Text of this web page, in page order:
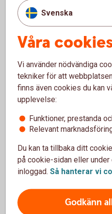
Private Banking
Om du har en förmögenhet
tillgång till några av
rådgivare.
Private Banking för
miljoner kr att
Premium (mer än 1
Svenska
Våra
Vi använder nödvändiga
tekniker för att
finns även cookies du kan
upplevelse:
Funktioner, prestanda
Relevant
Du kan ta tillbaka ditt
på cookie-sidan eller under
inloggad. Så hanterar vi
Godkänn